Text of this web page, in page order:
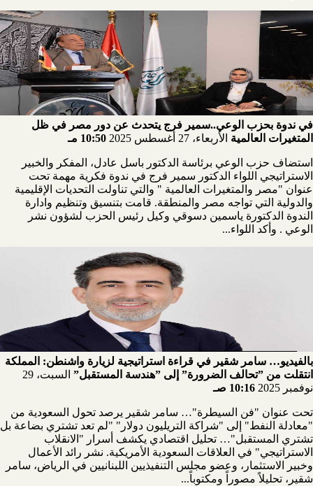
في ندوة بحزب الوعي..سمير فرج يتحدث عن دور مصر في ظل
المتغيرات العالمية الأربعاء، 27 أغسطس 2025 10:50 مـ
استضاف حزب الوعي برئاسة الدكتور باسل عادل، المفكر والخبير
الاستراتيجي اللواء الدكتور سمير فرج في ندوة فكرية مهمة تحت
عنوان "مصر والمتغيرات العالمية " والتي تناولت التحديات الإقليمية
والدولية التي تواجه مصر والمنطقة. قامت بتنسيق وتنظيم وادارة
الندوة الدكتورة ياسمين دسوقي وكيل رئيس الحزب لشؤون نشر
الوعي . وأكد اللواء...
بالفيديو… سامر شقير في قراءة استراتيجية لزيارة واشنطن: المملكة
انتقلت من ”تحالف الضرورة” إلى ”هندسة المستقبل”
السبت، 29
نوفمبر 2025
10:16 صـ
تحت عنوان "فن السيطرة"… سامر شقير يرصد تحول السعودية من
"معادلة النفط" إلى "شراكة التريليون دولار" "لم تعد تشتري بضاعة بل
تشتري المستقبل"… تحليل اقتصادي يكشف أسرار "الانقلاب
الاستراتيجي" في العلاقات السعودية الأمريكية. نشر رائد الأعمال
وخبير الاستثمار، وعضو مجلس التنفيذيين اللبنانيين في الرياض، سامر
شقير، تحليلاً مصوراً ومكتوباً...